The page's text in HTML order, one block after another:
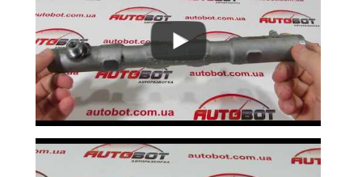
Phaeton (3D3)
Polo Mk IV (9A4, 9N)
Polo Mk V (6R)
Polo Mk VI
Cross Polo I